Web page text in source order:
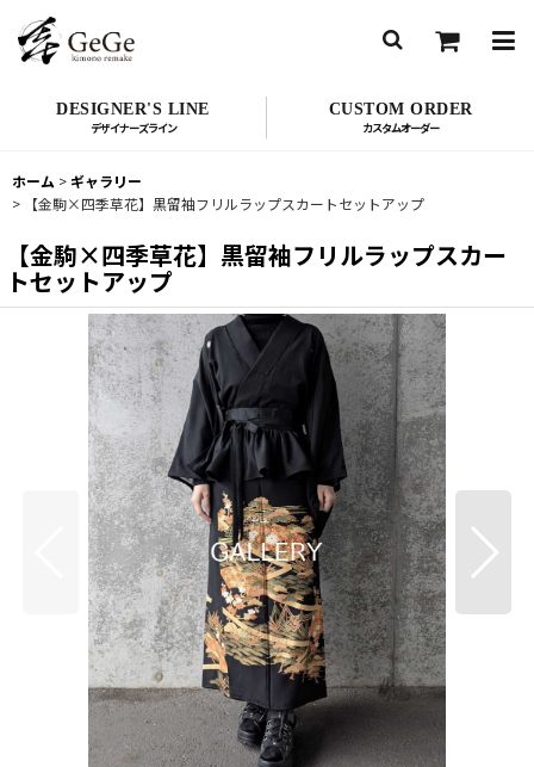
DESIGNER'S LINE CUSTOM ORDER
ホーム > ギャラリー
>
【金駒×四季草花】黒留袖フリルラップスカートセットアップ
【金駒×四季草花】黒留袖フリルラップスカー
トセットアップ